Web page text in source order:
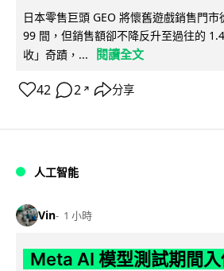
日本零售巨頭 GEO 將懷舊遊戲銷售門
99 間，但銷售額卻不降反升至過往的
收」奇蹟，...
閱讀全文
42 2 ↗ 分享
人工智能
Vin 1 小時
Meta AI 模型測試期間